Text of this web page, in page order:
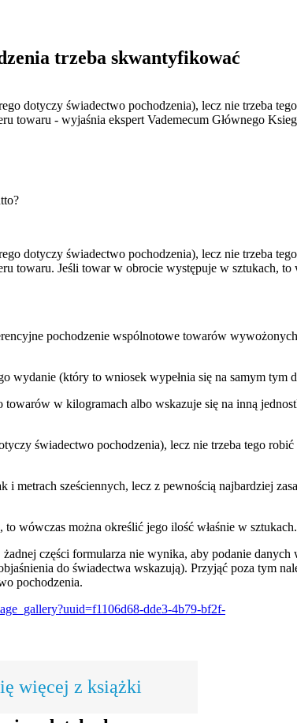
trzeba skwantyfikować
dotyczy świadectwo pochodzenia), lecz nie trzeba
towaru - wyjaśnia ekspert Vademecum Głównego
dotyczy świadectwo pochodzenia), lecz nie trzeba
towaru. Jeśli towar w obrocie występuje w sztukach, to
pochodzenie wspólnotowe towarów
wydanie (który to wniosek wypełnia się na samym tym
w kilogramach albo wskazuje się na inną
świadectwo pochodzenia), lecz nie trzeba tego
metrach sześciennych, lecz z pewnością najbardziej
wówczas można określić jego ilość właśnie w sztukach.
części formularza nie wynika, aby podanie danych
do świadectwa wskazują). Przyjąć poza tym
pochodzenia.
dde3-4b79-bf2f-
więcej z książki